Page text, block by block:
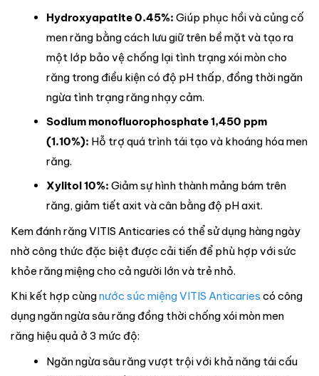
Hydroxyapatite 0.45%: Giúp phục hồi và củng cố
men răng bằng cách lưu giữ trên bề mặt và tạo ra
một lớp bảo vệ chống lại tình trạng xói mòn cho
răng trong điều kiện có độ pH thấp, đồng thời ngăn
ngừa tình trạng răng nhạy cảm.
Sodium monofluorophosphate 1,450 ppm
(1.10%): Hỗ trợ quá trình tái tạo và khoáng hóa men
răng.
Xylitol 10%: Giảm sự hình thành mảng bám trên
răng, giảm tiết axit và cân bằng độ pH axit.
Kem đánh răng VITIS Anticaries có thể sử dụng hàng ngày
nhờ công thức đặc biệt được cải tiến để phù hợp với sức
khỏe răng miệng cho cả người lớn và trẻ nhỏ.
Khi kết hợp cùngnước súc miệng VITIS Anticaries có công
dụng ngăn ngừa sâu răng đồng thời chống xói mòn men
răng hiệu quả ở 3 mức độ:
Ngăn ngừa sâu răng vượt trội với khả năng tái cấu